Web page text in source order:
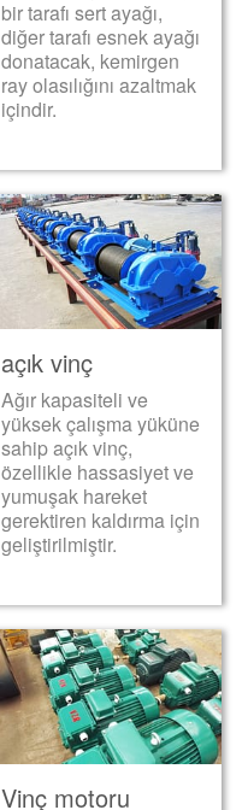
bir tarafı sert ayağı,
diğer tarafı esnek ayağı
donatacak, kemirgen
ray olasılığını azaltmak
içindir.
açık vinç
Ağır kapasiteli ve
yüksek çalışma yüküne
sahip açık vinç,
özellikle hassasiyet ve
yumuşak hareket
gerektiren kaldırma için
geliştirilmiştir.
Vinç motoru